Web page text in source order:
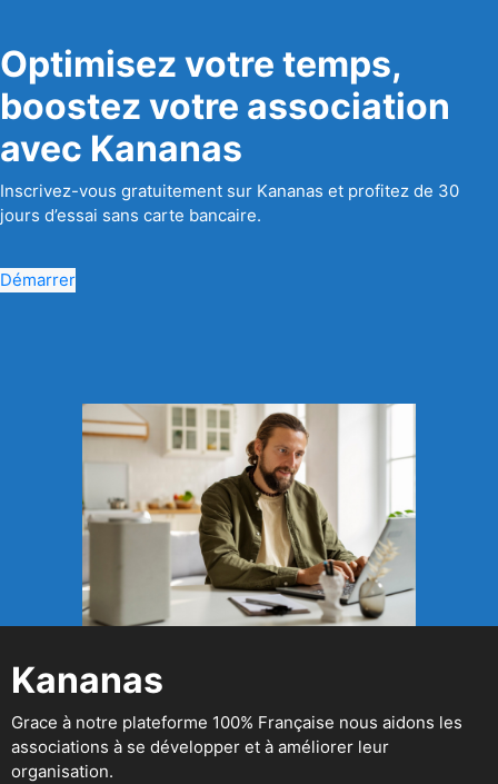
Optimisez votre temps,
boostez votre association
avec Kananas
Inscrivez-vous gratuitement sur Kananas et profitez de 30
jours d’essai sans carte bancaire.
Démarrer
Kananas
Grace à notre plateforme 100% Française nous aidons les
associations à se développer et à améliorer leur
organisation.